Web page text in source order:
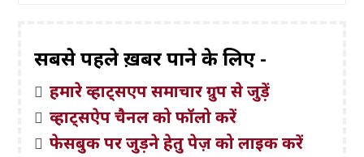
सबसे पहले ख़बरें पाने के लिए -
हमारे व्हाट्सएप समाचार ग्रुप से जुड़ें
व्हाट्सऐप चैनल को फॉलो करें
फेसबुक पर जुड़ने हेतु पेज़ को लाइक करें